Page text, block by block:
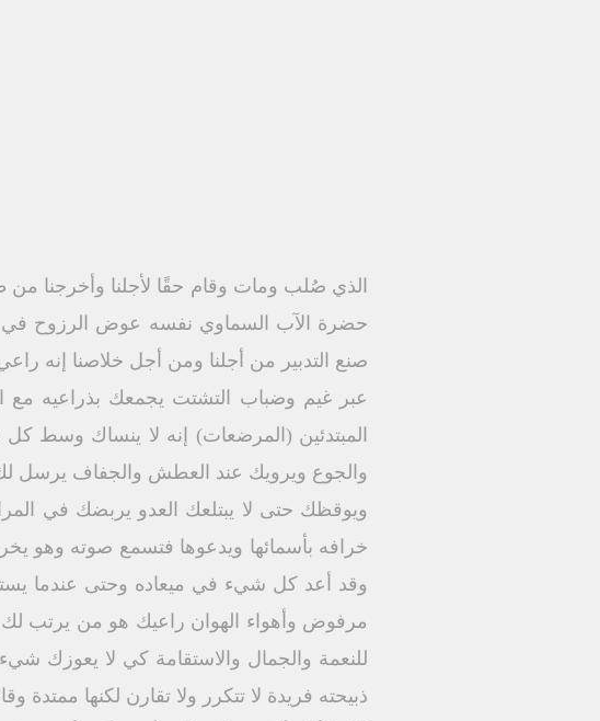
الذﻱ صُلب ومات وقام حقًا لأجلنا وأخرجنا من
حضرة الآب السماوﻱ نفسه عوض الرزوح في قاع
صنع التدبير من أجلنا ومن أجل خلاصنا إنه
عبر غيم وضباب التشتت يجمعك بذراعيه
المبتدئين (المرضعات) إنه لا ينساك وسط
والجوع ويرويك عند العطش والجفاف يرسل
ويوقظك حتى لا يبتلعك العدو يربضك في
خرافه بأسمائها ويدعوها فتسمع صوته وهو
وقد أعد كل شيء في ميعاده وحتى عندما
مرفوض وأهواء الهوان راعيك هو من يرتب
للنعمة والجمال والاستقامة كي لا
ذبيحته فريدة لا تتكرر ولا تقارن لكنها